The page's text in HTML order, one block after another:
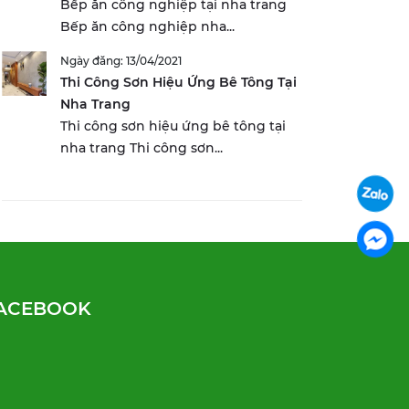
Bếp ăn công nghiệp tại nha trang
Bếp ăn công nghiệp nha...
Ngày đăng: 13/04/2021
Thi Công Sơn Hiệu Ứng Bê Tông Tại
Nha Trang
Thi công sơn hiệu ứng bê tông tại
nha trang Thi công sơn...